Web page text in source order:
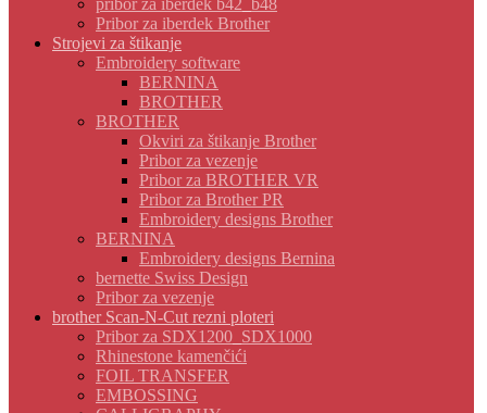
pribor za iberdek b42_b48
Pribor za iberdek Brother
Strojevi za štikanje
Embroidery software
BERNINA
BROTHER
BROTHER
Okviri za štikanje Brother
Pribor za vezenje
Pribor za BROTHER VR
Pribor za Brother PR
Embroidery designs Brother
BERNINA
Embroidery designs Bernina
bernette Swiss Design
Pribor za vezenje
brother Scan-N-Cut rezni ploteri
Pribor za SDX1200_SDX1000
Rhinestone kamenčići
FOIL TRANSFER
EMBOSSING